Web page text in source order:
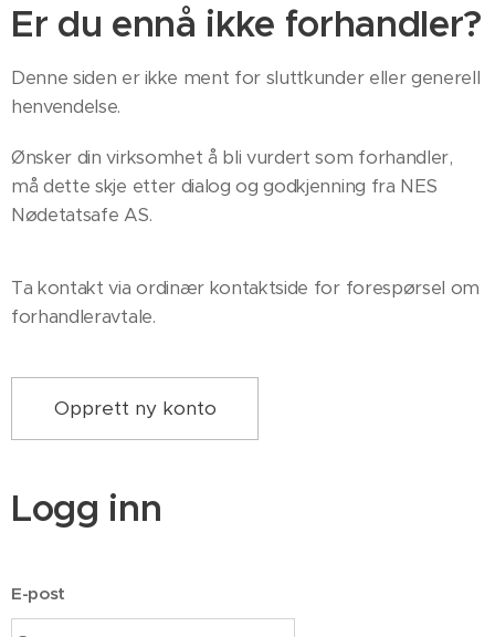
Er du ennå ikke forhandler?
Denne siden er ikke ment for sluttkunder eller generell
henvendelse.
Ønsker din virksomhet å bli vurdert som forhandler,
må dette skje etter dialog og godkjenning fra NES
Nødetatsafe AS.
Ta kontakt via ordinær kontaktside for forespørsel om
forhandleravtale.
Opprett ny konto
Logg inn
E-post